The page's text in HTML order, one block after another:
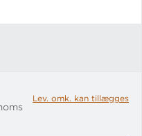
Lev. omk. kan tillægges